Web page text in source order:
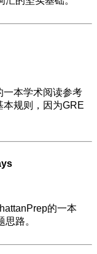
一本学术阅读参考
规则，因为GRE
的一本
路。